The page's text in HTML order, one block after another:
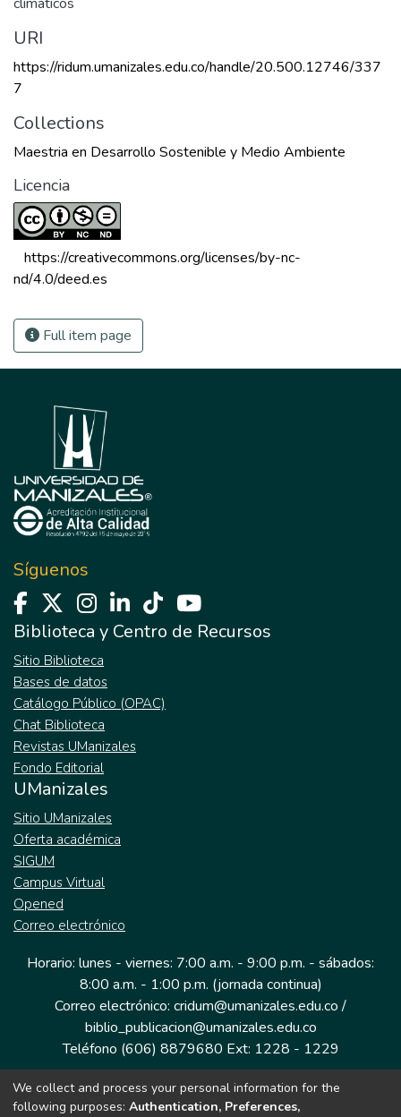
URI
https://ridum.umanizales.edu.co/handle/20.500.12746/337
7
Collections
Maestria en Desarrollo Sostenible y Medio Ambiente
Licencia
https://creativecommons.org/licenses/by-nc-
nd/4.0/deed.es
Full item page
Síguenos
Biblioteca y Centro de Recursos
Sitio Biblioteca
Bases de datos
Catálogo Público (OPAC)
Chat Biblioteca
Revistas UManizales
Fondo Editorial
UManizales
Sitio UManizales
Oferta académica
SIGUM
Campus Virtual
Opened
Correo electrónico
Horario: lunes - viernes: 7:00 a.m. - 9:00 p.m. - sábados:
8:00 a.m. - 1:00 p.m. (jornada continua)
Correo electrónico: cridum@umanizales.edu.co /
biblio_publicacion@umanizales.edu.co
Teléfono (606) 8879680 Ext: 1228 - 1229
Dirección: Cra 9 a # 19-03 Edificio histórico, piso 1
We collect and process your personal information for the
following purposes: Authentication, Preferences,